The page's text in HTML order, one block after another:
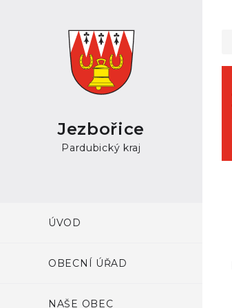
Jezbořice
Pardubický kraj
ÚVOD
OBECNÍ ÚŘAD
NAŠE OBEC